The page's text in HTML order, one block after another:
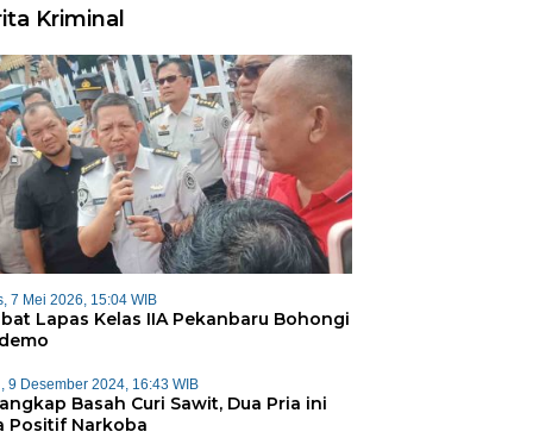
Kriminal
7 Mei 2026, 15:04 WIB
Lapas Kelas IIA Pekanbaru Bohongi
9 Desember 2024, 16:43 WIB
Basah Curi Sawit, Dua Pria ini
Positif Narkoba